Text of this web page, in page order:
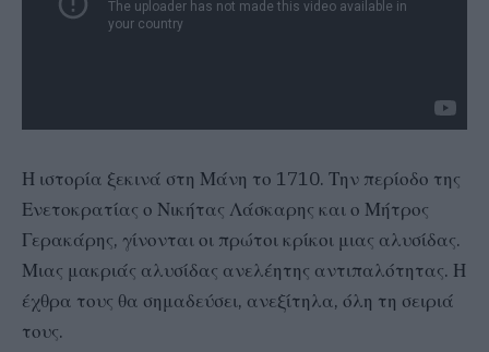
Η ιστορία ξεκινά στη Μάνη το 1710. Την περίοδο της
Ενετοκρατίας ο Νικήτας Λάσκαρης και ο Μήτρος
Γερακάρης, γίνονται οι πρώτοι κρίκοι μιας αλυσίδας.
Μιας μακριάς αλυσίδας ανελέητης αντιπαλότητας. Η
έχθρα τους θα σημαδεύσει, ανεξίτηλα, όλη τη σειριά
τους.